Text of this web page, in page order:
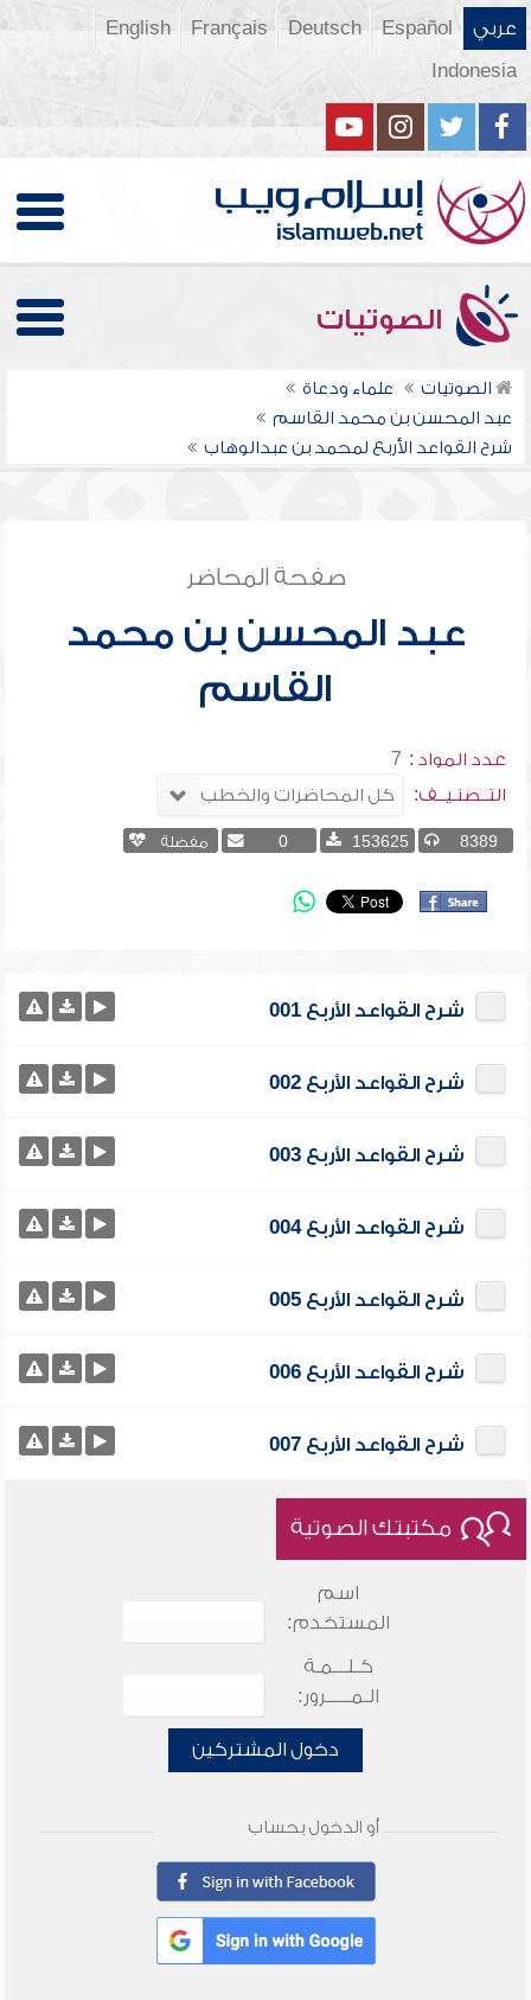
عربي Español
Deutsch
Français
English
Indonesia
الصوتيات
الصوتيات
علماء ودعاة
عبد المحسن بن محمد القاسم
شرح القواعد الأربع لمحمد بن عبدالوهاب
صفحة المحاضر
عبد المحسن بن محمد
القاسم
عدد المواد : 7
التــصنـيــف:
8389
153625
0 مفضلة
شرح القواعد الأربع 001
شرح القواعد الأربع 002
شرح القواعد الأربع 003
شرح القواعد الأربع 004
شرح القواعد الأربع 005
شرح القواعد الأربع 006
شرح القواعد الأربع 007
مكتبتك الصوتية
اسم
المستخدم:
كـلـــمـة
الـمـــــرور:
دخول المشتركين
أو الدخول بحساب